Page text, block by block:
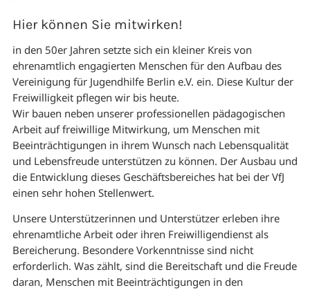
Hier können Sie mitwirken!
in den 50er Jahren setzte sich ein kleiner Kreis von
ehrenamtlich engagierten Menschen für den Aufbau des
Vereinigung für Jugendhilfe Berlin e.V. ein. Diese Kultur der
Freiwilligkeit pflegen wir bis heute.
Wir bauen neben unserer professionellen pädagogischen
Arbeit auf freiwillige Mitwirkung, um Menschen mit
Beeinträchtigungen in ihrem Wunsch nach Lebensqualität
und Lebensfreude unterstützen zu können. Der Ausbau und
die Entwicklung dieses Geschäftsbereiches hat bei der VfJ
einen sehr hohen Stellenwert.
Unsere Unterstützerinnen und Unterstützer erleben ihre
ehrenamtliche Arbeit oder ihren Freiwilligendienst als
Bereicherung. Besondere Vorkenntnisse sind nicht
erforderlich. Was zählt, sind die Bereitschaft und die Freude
daran, Menschen mit Beeinträchtigungen in den